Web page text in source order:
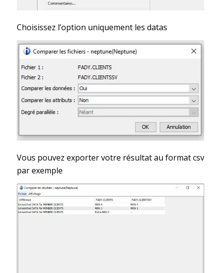
Choisissez l’option uniquement les datas
Vous pouvez exporter votre résultat au format csv
par exemple